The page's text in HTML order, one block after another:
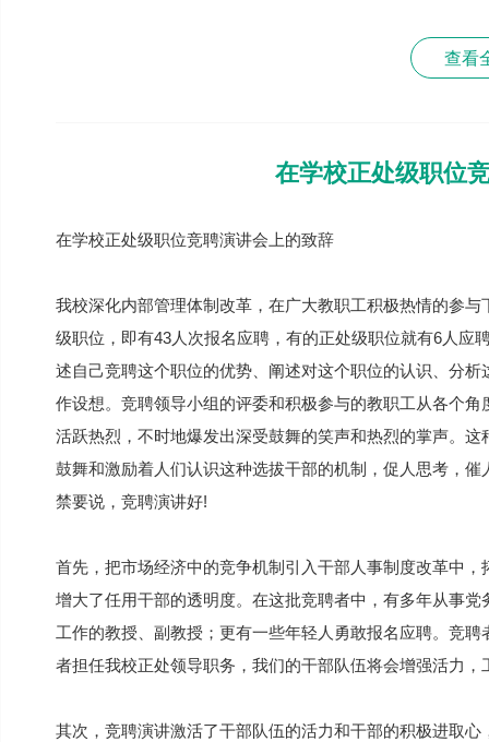
查看
在学校正处级职位
在学校正处级职位竞聘演讲会上的致辞
我校深化内部管理体制改革，在广大教职工积极热情的参
级职位，即有43人次报名应聘，有的正处级职位就有6人应
述自己竞聘这个职位的优势、阐述对这个职位的认识、分
作设想。竞聘领导小组的评委和积极参与的教职工从各个
活跃热烈，不时地爆发出深受鼓舞的笑声和热烈的掌声。
鼓舞和激励着人们认识这种选拔干部的机制，促人思考，
禁要说，竞聘演讲好!
首先，把市场经济中的竞争机制引入干部人事制度改革中
增大了任用干部的透明度。在这批竞聘者中，有多年从事
工作的教授、副教授；更有一些年轻人勇敢报名应聘。竞
者担任我校正处领导职务，我们的干部队伍将会增强活力
其次，竞聘演讲激活了干部队伍的活力和干部的积极进取